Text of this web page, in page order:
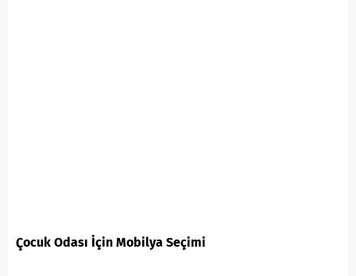
Çocuk Odası İçin Mobilya Seçimi